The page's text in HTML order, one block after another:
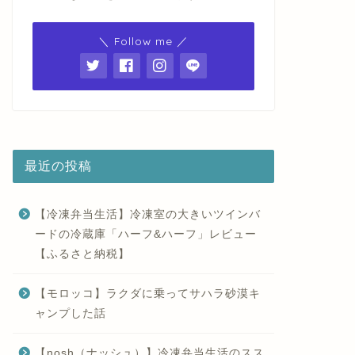
＼ Follow me ／
最近の投稿
【冷凍弁当生活】冷凍室の大きいツインバ
ードの冷蔵庫「ハーフ&ハーフ」レビュー
【ふるさと納税】
【モロッコ】ラクダに乗ってサハラ砂漠キ
ャンプした話